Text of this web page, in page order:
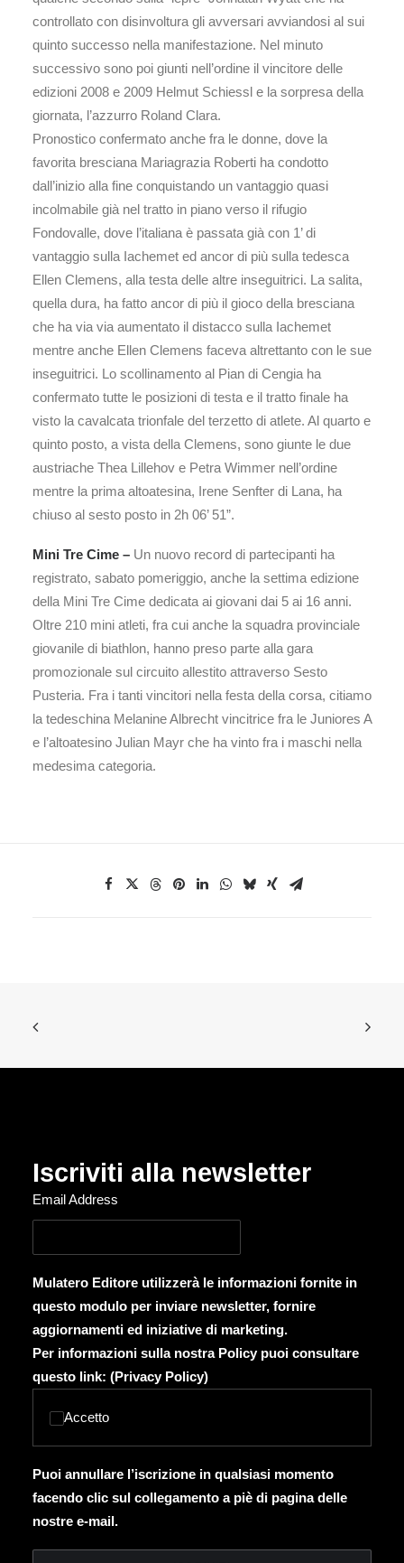
controllato con disinvoltura gli avversari avviandosi al sui
quinto successo nella manifestazione. Nel minuto
successivo sono poi giunti nell’ordine il vincitore delle
edizioni 2008 e 2009 Helmut Schiessl e la sorpresa della
giornata, l’azzurro Roland Clara.
Pronostico confermato anche fra le donne, dove la
favorita bresciana Mariagrazia Roberti ha condotto
dall’inizio alla fine conquistando un vantaggio quasi
incolmabile già nel tratto in piano verso il rifugio
Fondovalle, dove l’italiana è passata già con 1’ di
vantaggio sulla Iachemet ed ancor di più sulla tedesca
Ellen Clemens, alla testa delle altre inseguitrici. La salita,
quella dura, ha fatto ancor di più il gioco della bresciana
che ha via via aumentato il distacco sulla Iachemet
mentre anche Ellen Clemens faceva altrettanto con le sue
inseguitrici. Lo scollinamento al Pian di Cengia ha
confermato tutte le posizioni di testa e il tratto finale ha
visto la cavalcata trionfale del terzetto di atlete. Al quarto e
quinto posto, a vista della Clemens, sono giunte le due
austriache Thea Lillehov e Petra Wimmer nell’ordine
mentre la prima altoatesina, Irene Senfter di Lana, ha
chiuso al sesto posto in 2h 06’ 51”.
Mini Tre Cime – Un nuovo record di partecipanti ha
registrato, sabato pomeriggio, anche la settima edizione
della Mini Tre Cime dedicata ai giovani dai 5 ai 16 anni.
Oltre 210 mini atleti, fra cui anche la squadra provinciale
giovanile di biathlon, hanno preso parte alla gara
promozionale sul circuito allestito attraverso Sesto
Pusteria. Fra i tanti vincitori nella festa della corsa, citiamo
la tedeschina Melanine Albrecht vincitrice fra le Juniores A
e l’altoatesino Julian Mayr che ha vinto fra i maschi nella
medesima categoria.
Iscriviti alla newsletter
Email Address
Mulatero Editore utilizzerà le informazioni fornite in
questo modulo per inviare newsletter, fornire
aggiornamenti ed iniziative di marketing.
Per informazioni sulla nostra Policy puoi consultare
questo link: (Privacy Policy)
Accetto
Puoi annullare l’iscrizione in qualsiasi momento
facendo clic sul collegamento a piè di pagina delle
nostre e-mail.